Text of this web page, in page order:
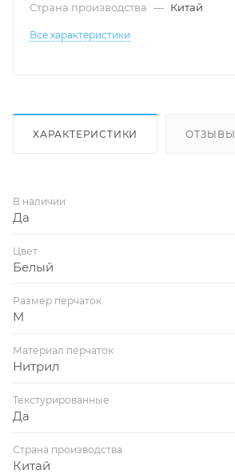
Страна производства — Китай
Все характеристики
ХАРАКТЕРИСТИКИ ОТЗЫВЫ
В наличии
Да
Цвет
Белый
Размер перчаток
M
Материал перчаток
Нитрил
Текстурированные
Да
Страна производства
Китай